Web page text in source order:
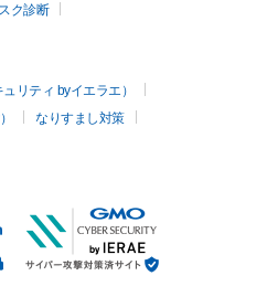
ク診断
リティ byイエラエ）
なりすまし対策